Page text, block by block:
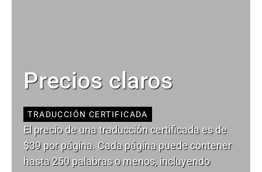
Precios claros
TRADUCCIÓN CERTIFICADA
El precio de una traducción certificada es de
$39 por página. Cada página puede contener
hasta 250 palabras o menos, incluyendo